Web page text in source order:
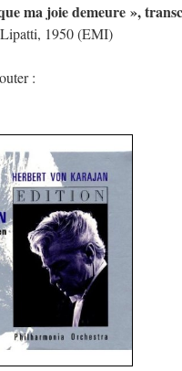
ma joie demeure »,
1950 (EMI)
: